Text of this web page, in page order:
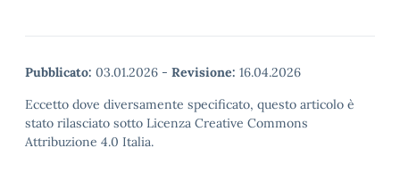
Pubblicato: 03.01.2026 - Revisione: 16.04.2026
Eccetto dove diversamente specificato, questo articolo è
stato rilasciato sotto Licenza Creative Commons
Attribuzione 4.0 Italia.